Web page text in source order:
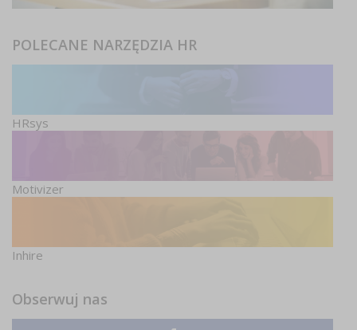
POLECANE NARZĘDZIA HR
HRsys
Motivizer
Inhire
Obserwuj nas